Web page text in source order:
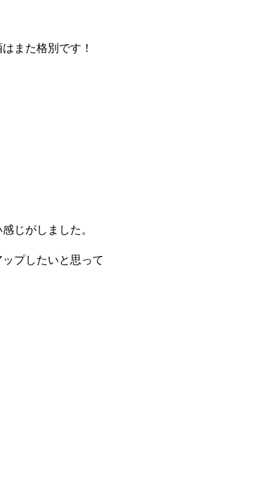
また格別です！
じがしました。
プしたいと思って